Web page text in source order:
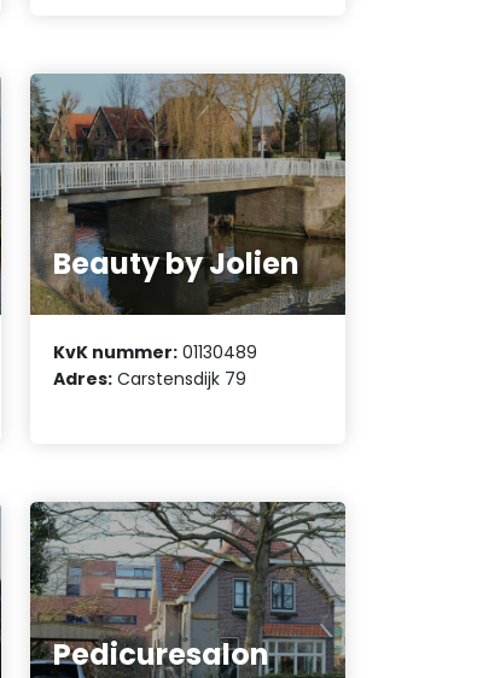
Beauty by Jolien
KvK nummer: 01130489
Adres: Carstensdijk 79
Pedicuresalon